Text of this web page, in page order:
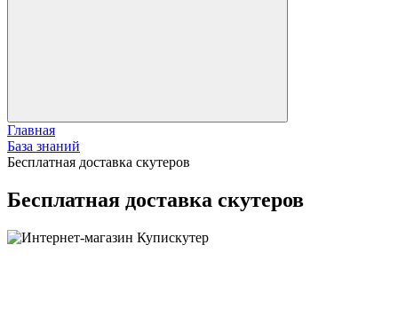
Главная
База знаний
Бесплатная доставка скутеров
Бесплатная доставка скутеров